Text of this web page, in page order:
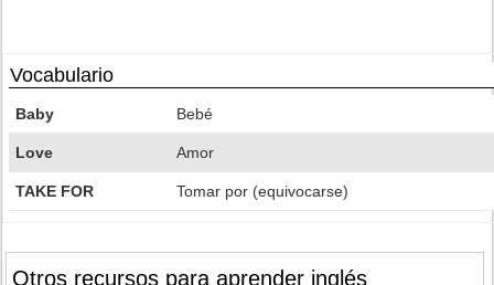
Vocabulario
Baby Bebé
Love Amor
TAKE FOR Tomar por (equivocarse)
Otros recursos para aprender inglés